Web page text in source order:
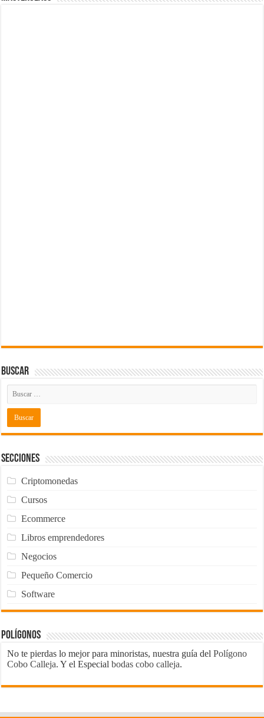
Buscar
Secciones
Criptomonedas
Cursos
Ecommerce
Libros emprendedores
Negocios
Pequeño Comercio
Software
Polígonos
No te pierdas lo mejor para minoristas, nuestra guía delPolígono
Cobo Calleja. Y el Especialbodas cobo calleja.